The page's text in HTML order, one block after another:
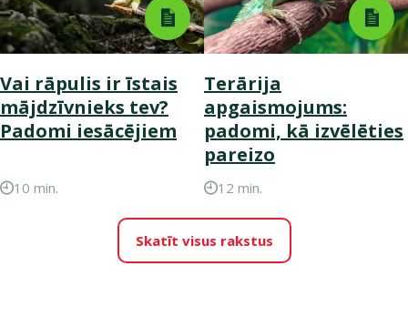
Vai rāpulis ir īstais
mājdzīvnieks tev?
Padomi iesācējiem
10 min.
Terārija
apgaismojums:
padomi, kā izvēlēties
pareizo
12 min.
Skatīt visus rakstus